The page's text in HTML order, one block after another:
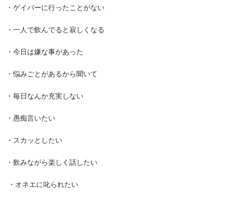
・ゲイバーに行ったことがない
・一人で飲んでると寂しくなる
・今日は嫌な事があった
・悩みごとがあるから聞いて
・毎日なんか充実しない
・愚痴言いたい
・スカッとしたい
・飲みながら楽しく話したい